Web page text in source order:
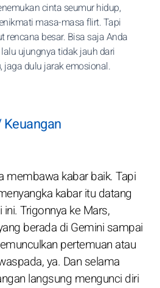
cinta seumur hidup,
masa-masa flirt. Tapi
rencana besar. Bisa saja Anda
ujungnya tidak jauh dari
jaga dulu jarak emosional.
Keuangan
membawa kabar baik. Tapi
kabar itu datang
Trigonnya ke Mars,
berada di Gemini sampai
pertemuan atau
ya. Dan selama
langsung mengunci diri